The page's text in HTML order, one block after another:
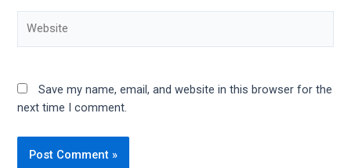
Save my name, email, and website in this browser for the
next time I comment.